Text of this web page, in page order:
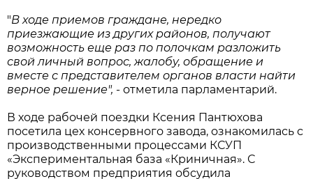
"В ходе приемов граждане, нередко
приезжающие из других районов, получают
возможность еще раз по полочкам разложить
свой личный вопрос, жалобу, обращение и
вместе с представителем органов власти найти
верное решение", - отметила парламентарий.
В ходе рабочей поездки Ксения Пантюхова
посетила цех консервного завода, ознакомилась с
производственными процессами КСУП
«Экспериментальная база «Криничная». С
руководством предприятия обсудила